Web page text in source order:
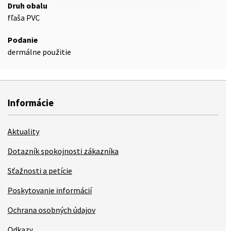
Druh obalu
fľaša PVC
Podanie
dermálne použitie
Informácie
Aktuality
Dotazník spokojnosti zákazníka
Sťažnosti a petície
Poskytovanie informácií
Ochrana osobných údajov